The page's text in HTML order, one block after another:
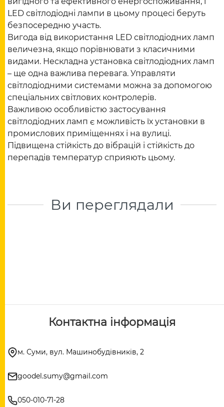
LED світлодіодні лампи в цьому процесі беруть
безпосередню участь.
Вигода від використання LED світлодіодних ламп
величезна, якщо порівнювати з класичними
видами. Нескладна установка світлодіодних ламп
– ще одна важлива перевага. Управляти
світлодіодними системами можна за допомогою
спеціальних світлових контролерів.
Важливою особливістю застосування
світлодіодних ламп є можливість їх установки в
промислових приміщеннях і на вулиці.
Підвищена стійкість до вібрацій і стійкість до
перепадів температур сприяють цьому.
Ви переглядали
Контактна інформація
м. Суми, вул. Машинобудівників, 2
goodel.sumy@gmail.com
050-010-71-28